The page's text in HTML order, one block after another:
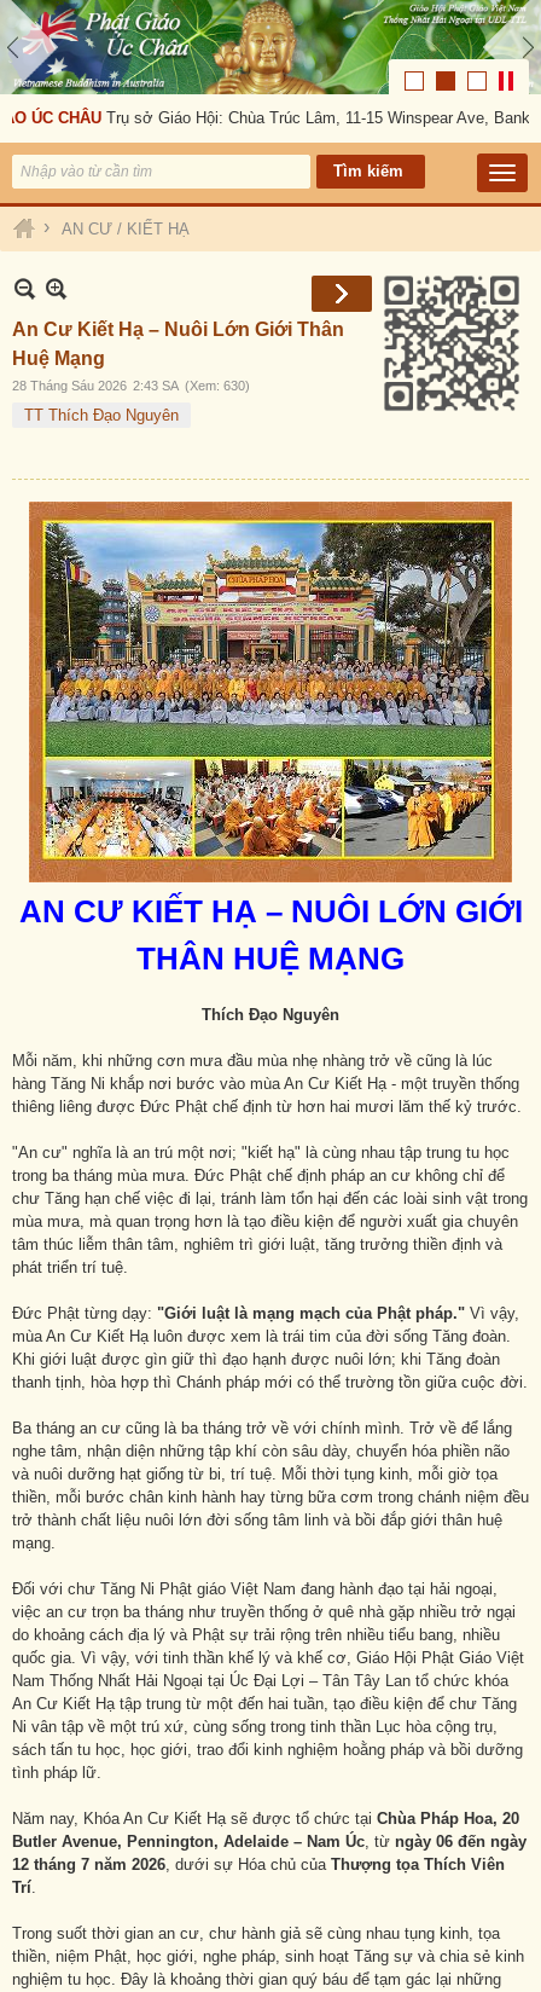
ÚC CHÂU Trụ sở Giáo Hội: Chùa Trúc Lâm, 11-15 Winspear Ave,
› AN CƯ / KIẾT HẠ
An Cư Kiết Hạ – Nuôi Lớn Giới Thân
Huệ Mạng
28 Tháng Sáu 2026 2:43 SA (Xem: 630)
TT Thích Đạo Nguyên
AN CƯ KIẾT HẠ – NUÔI LỚN GIỚI
THÂN HUỆ MẠNG
Thích Đạo Nguyên
Mỗi năm, khi những cơn mưa đầu mùa nhẹ nhàng trở về cũng là lúc
hàng Tăng Ni khắp nơi bước vào mùa An Cư Kiết Hạ - một truyền thống
thiêng liêng được Đức Phật chế định từ hơn hai mươi lăm thế kỷ trước.
"An cư" nghĩa là an trú một nơi; "kiết hạ" là cùng nhau tập trung tu học
trong ba tháng mùa mưa. Đức Phật chế định pháp an cư không chỉ để
chư Tăng hạn chế việc đi lại, tránh làm tổn hại đến các loài sinh vật trong
mùa mưa, mà quan trọng hơn là tạo điều kiện để người xuất gia chuyên
tâm thúc liễm thân tâm, nghiêm trì giới luật, tăng trưởng thiền định và
phát triển trí tuệ.
Đức Phật từng dạy: "Giới luật là mạng mạch của Phật pháp." Vì vậy,
mùa An Cư Kiết Hạ luôn được xem là trái tim của đời sống Tăng đoàn.
Khi giới luật được gìn giữ thì đạo hạnh được nuôi lớn; khi Tăng đoàn
thanh tịnh, hòa hợp thì Chánh pháp mới có thể trường tồn giữa cuộc đời.
Ba tháng an cư cũng là ba tháng trở về với chính mình. Trở về để lắng
nghe tâm, nhận diện những tập khí còn sâu dày, chuyển hóa phiền não
và nuôi dưỡng hạt giống từ bi, trí tuệ. Mỗi thời tụng kinh, mỗi giờ tọa
thiền, mỗi bước chân kinh hành hay từng bữa cơm trong chánh niệm đều
trở thành chất liệu nuôi lớn đời sống tâm linh và bồi đắp giới thân huệ
mạng.
Đối với chư Tăng Ni Phật giáo Việt Nam đang hành đạo tại hải ngoại,
việc an cư trọn ba tháng như truyền thống ở quê nhà gặp nhiều trở ngại
do khoảng cách địa lý và Phật sự trải rộng trên nhiều tiểu bang, nhiều
quốc gia. Vì vậy, với tinh thần khế lý và khế cơ, Giáo Hội Phật Giáo Việt
Nam Thống Nhất Hải Ngoại tại Úc Đại Lợi – Tân Tây Lan tổ chức khóa
An Cư Kiết Hạ tập trung từ một đến hai tuần, tạo điều kiện để chư Tăng
Ni vân tập về một trú xứ, cùng sống trong tinh thần Lục hòa cộng trụ,
sách tấn tu học, học giới, trao đổi kinh nghiệm hoằng pháp và bồi dưỡng
tình pháp lữ.
Năm nay, Khóa An Cư Kiết Hạ sẽ được tổ chức tại Chùa Pháp Hoa, 20
Butler Avenue, Pennington, Adelaide – Nam Úc, từ ngày 06 đến ngày
12 tháng 7 năm 2026, dưới sự Hóa chủ của Thượng tọa Thích Viên
Trí.
Trong suốt thời gian an cư, chư hành giả sẽ cùng nhau tụng kinh, tọa
thiền, niệm Phật, học giới, nghe pháp, sinh hoạt Tăng sự và chia sẻ kinh
nghiệm tu học. Đây là khoảng thời gian quý báu để tạm gác lại những